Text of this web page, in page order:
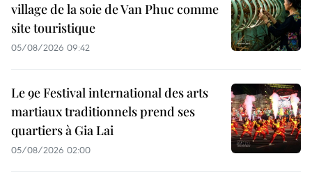
village de la soie de Van Phuc comme
site touristique
05/08/2026 09:42
Le 9e Festival international des arts
martiaux traditionnels prend ses
quartiers à Gia Lai
05/08/2026 02:00